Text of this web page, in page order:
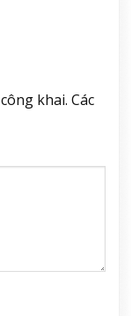
Thúy: Đẹp đến